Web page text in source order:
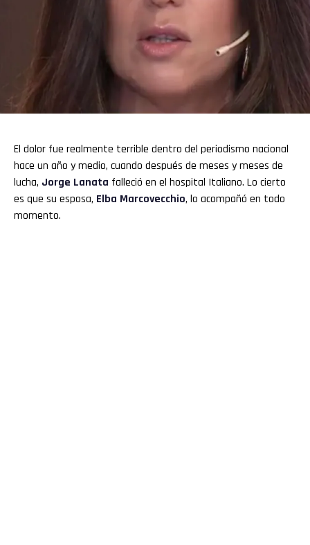
El dolor fue realmente terrible dentro del periodismo nacional
hace un año y medio, cuando después de meses y meses de
lucha, Jorge Lanata falleció en el hospital Italiano. Lo cierto
es que su esposa, Elba Marcovecchio, lo acompañó en todo
momento.